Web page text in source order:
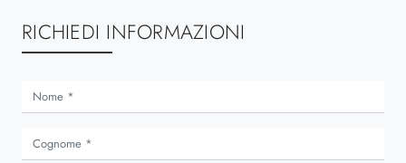
RICHIEDI INFORMAZIONI